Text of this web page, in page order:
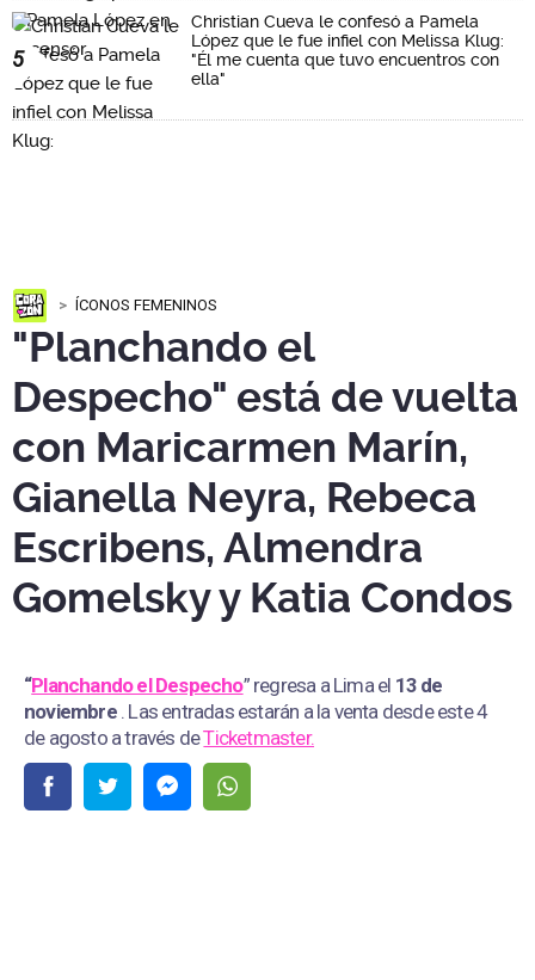
5
Christian Cueva le confesó a Pamela
López que le fue infiel con Melissa Klug:
"Él me cuenta que tuvo encuentros con
ella"
ÍCONOS FEMENINOS
"Planchando el
Despecho" está de vuelta
con Maricarmen Marín,
Gianella Neyra, Rebeca
Escribens, Almendra
Gomelsky y Katia Condos
“Planchando el Despecho” regresa a Lima el 13 de
noviembre . Las entradas estarán a la venta desde este 4
de agosto a través deTicketmaster.